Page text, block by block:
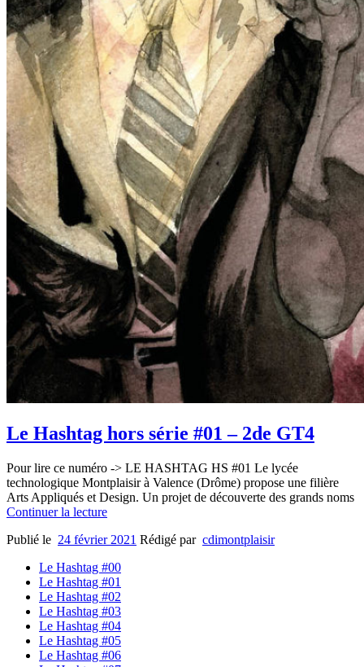
Le Hashtag hors série #01 – 2de GT4
Pour lire ce numéro -> LE HASHTAG HS #01 Le lycée
technologique Montplaisir à Valence (Drôme) propose une filière
Arts Appliqués et Design. Un projet de découverte des grands noms
Continuer la lecture
Publié le 24 février 2021 Rédigé par cdimontplaisir
Le Hashtag #00
Le Hashtag #01
Le Hashtag #02
Le Hashtag #03
Le Hashtag #04
Le Hashtag #05
Le Hashtag #06